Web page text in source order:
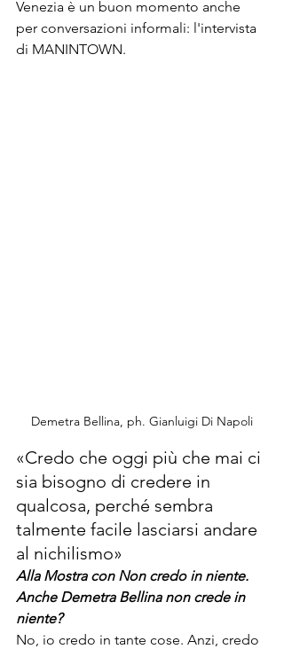
Venezia è un buon momento anche
per conversazioni informali: l'intervista
di MANINTOWN.
Demetra Bellina, ph. Gianluigi Di Napoli
«Credo che oggi più che mai ci
sia bisogno di credere in
qualcosa, perché sembra
talmente facile lasciarsi andare
al nichilismo»
Alla Mostra con Non credo in niente.
Anche Demetra Bellina non crede in
niente?
No, io credo in tante cose. Anzi, credo